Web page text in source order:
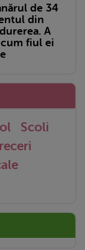
de 34
din
A
fiul ei
Scoli